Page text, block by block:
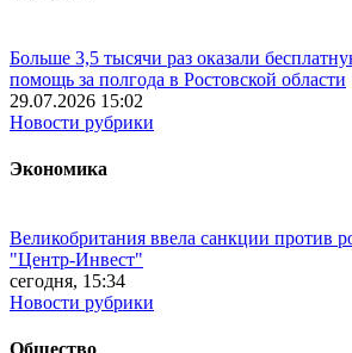
Больше 3,5 тысячи раз оказали
помощь за полгода в Ростовской области
29.07.2026 15:02
Новости рубрики
Экономика
Великобритания ввела санкции против
"Центр-Инвест"
сегодня, 15:34
Новости рубрики
Общество